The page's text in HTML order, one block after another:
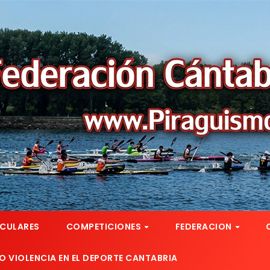
COMPETICIONES FEDERACION
VIOLENCIA EN EL DEPORTE CANTABRIA